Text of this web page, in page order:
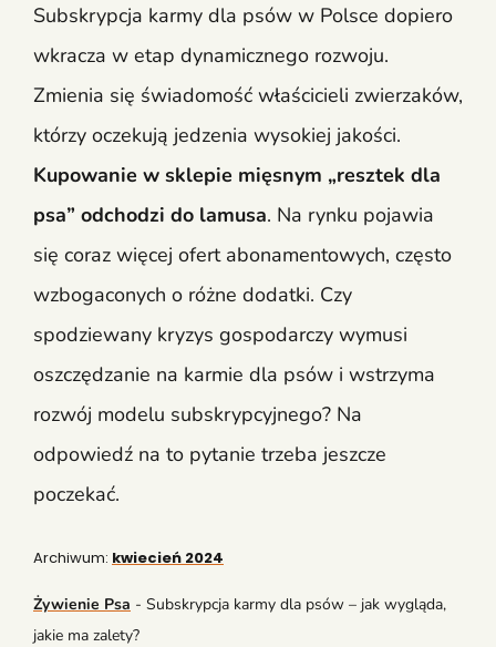
Subskrypcja karmy dla psów w Polsce dopiero
wkracza w etap dynamicznego rozwoju.
Zmienia się świadomość właścicieli zwierzaków,
którzy oczekują jedzenia wysokiej jakości.
Kupowanie w sklepie mięsnym „resztek dla
psa” odchodzi do lamusa. Na rynku pojawia
się coraz więcej ofert abonamentowych, często
wzbogaconych o różne dodatki. Czy
spodziewany kryzys gospodarczy wymusi
oszczędzanie na karmie dla psów i wstrzyma
rozwój modelu subskrypcyjnego? Na
odpowiedź na to pytanie trzeba jeszcze
poczekać.
Archiwum: kwiecień 2024
Żywienie Psa - Subskrypcja karmy dla psów – jak wygląda,
jakie ma zalety?